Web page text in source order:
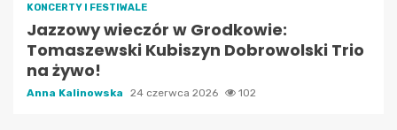
KONCERTY I FESTIWALE
Jazzowy wieczór w Grodkowie:
Tomaszewski Kubiszyn Dobrowolski Trio
na żywo!
Anna Kalinowska 24 czerwca 2026 102